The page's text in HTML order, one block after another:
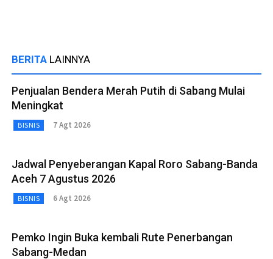
BERITA LAINNYA
Penjualan Bendera Merah Putih di Sabang Mulai
Meningkat
BISNIS 7 Agt 2026
Jadwal Penyeberangan Kapal Roro Sabang-Banda
Aceh 7 Agustus 2026
BISNIS 6 Agt 2026
Pemko Ingin Buka kembali Rute Penerbangan
Sabang-Medan